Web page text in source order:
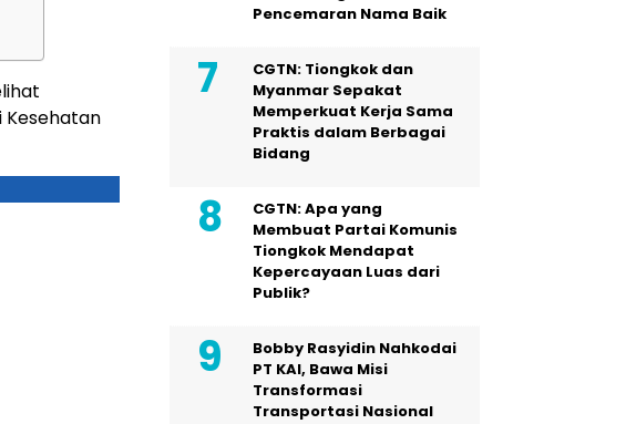
Kesehatan
Pencemaran Nama Baik
CGTN: Tiongkok dan
Myanmar Sepakat
Memperkuat Kerja Sama
Praktis dalam Berbagai
Bidang
CGTN: Apa yang
Membuat Partai Komunis
Tiongkok Mendapat
Kepercayaan Luas dari
Publik?
Bobby Rasyidin Nahkodai
PT KAI, Bawa Misi
Transformasi
Transportasi Nasional